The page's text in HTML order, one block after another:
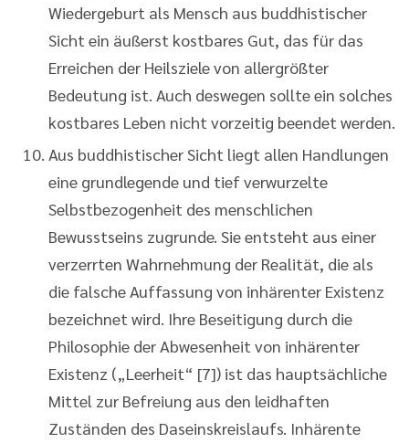
Wiedergeburt als Mensch aus buddhistischer
Sicht ein äußerst kostbares Gut, das für das
Erreichen der Heilsziele von allergrößter
Bedeutung ist. Auch deswegen sollte ein solches
kostbares Leben nicht vorzeitig beendet werden.
Aus buddhistischer Sicht liegt allen Handlungen
eine grundlegende und tief verwurzelte
Selbstbezogenheit des menschlichen
Bewusstseins zugrunde. Sie entsteht aus einer
verzerrten Wahrnehmung der Realität, die als
die falsche Auffassung von inhärenter Existenz
bezeichnet wird. Ihre Beseitigung durch die
Philosophie der Abwesenheit von inhärenter
Existenz („Leerheit“ [7]) ist das hauptsächliche
Mittel zur Befreiung aus den leidhaften
Zuständen des Daseinskreislaufs. Inhärente